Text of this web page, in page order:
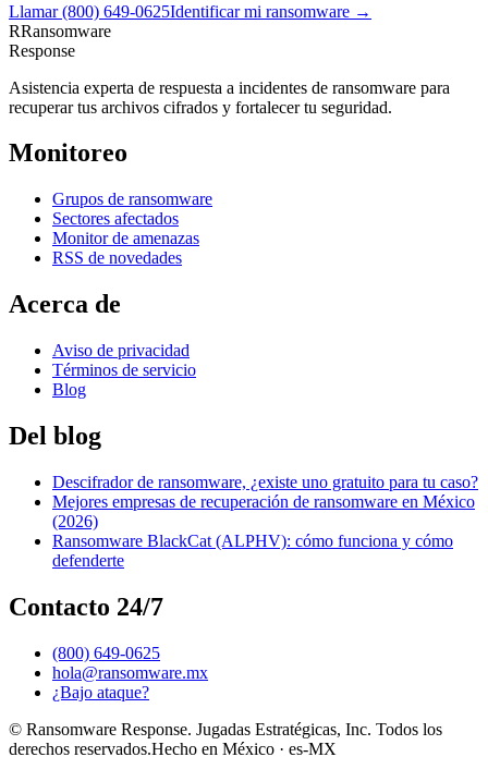
Llamar(800) 649-0625Identificar mi ransomware →
RRansomware
Response
Asistencia experta de respuesta a incidentes de ransomware para
recuperar tus archivos cifrados y fortalecer tu seguridad.
Monitoreo
Grupos de ransomware
Sectores afectados
Monitor de amenazas
RSS de novedades
Acerca de
Aviso de privacidad
Términos de servicio
Blog
Del blog
Descifrador de ransomware, ¿existe uno gratuito para tu caso?
Mejores empresas de recuperación de ransomware en México
(2026)
Ransomware BlackCat (ALPHV): cómo funciona y cómo
defenderte
Contacto 24/7
(800) 649-0625
hola@ransomware.mx
¿Bajo ataque?
© Ransomware Response. Jugadas Estratégicas, Inc. Todos los
derechos reservados.Hecho en México · es-MX